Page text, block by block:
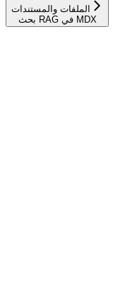
الملفات والمستندات
بحث RAG في MDX